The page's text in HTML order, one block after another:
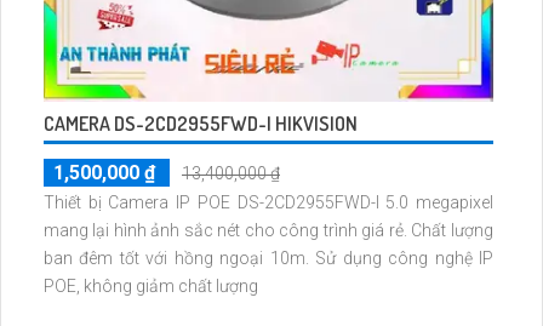
CAMERA DS-2CD2955FWD-I HIKVISION
1,500,000 ₫
13,400,000 ₫
Thiết bị Camera IP POE DS-2CD2955FWD-I 5.0 megapixel
mang lại hình ảnh sắc nét cho công trình giá rẻ. Chất lượng
ban đêm tốt với hồng ngoại 10m. Sử dụng công nghệ IP
POE, không giảm chất lượng